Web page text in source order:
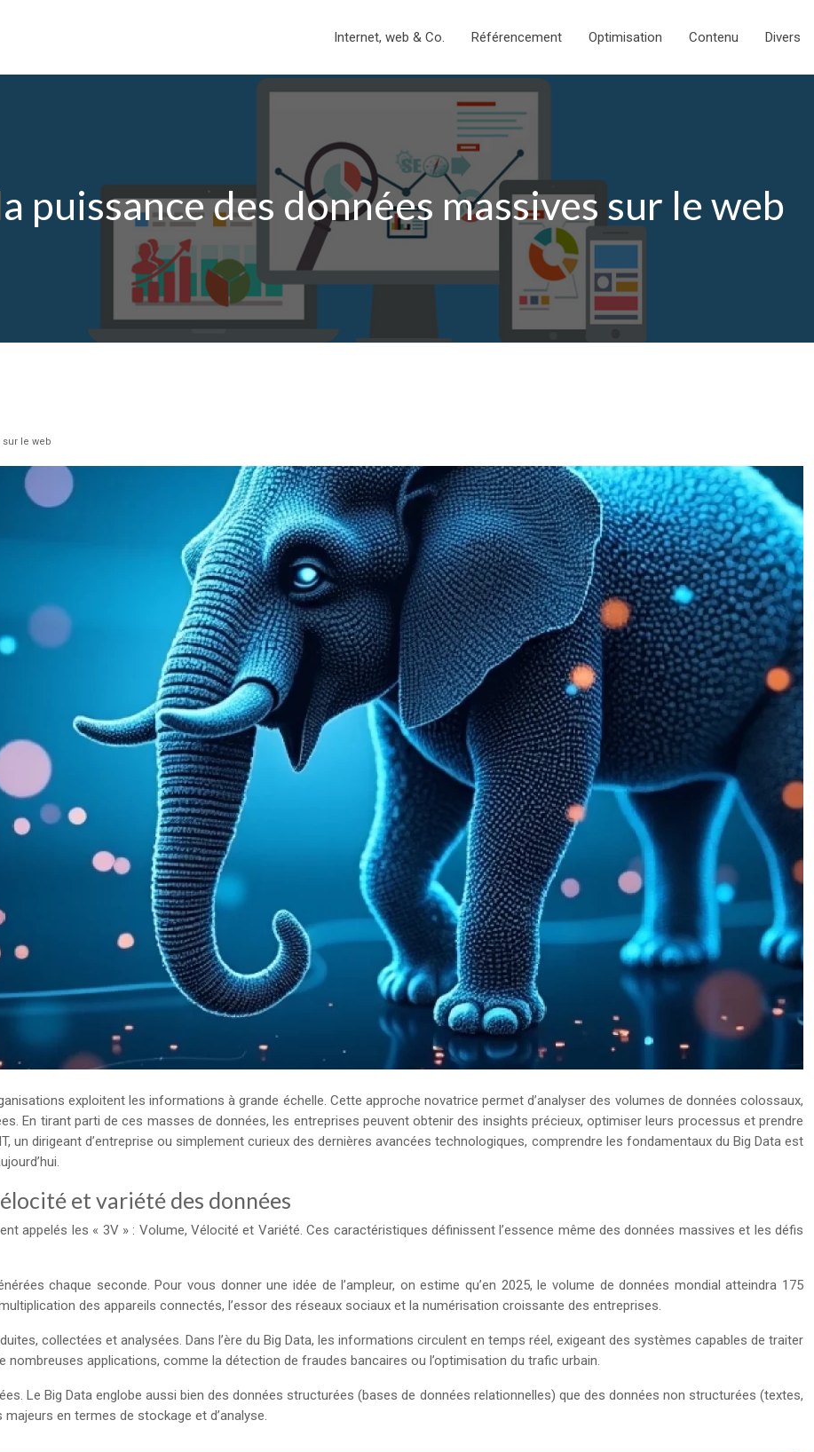
Internet, web & Co. Référencement Optimisation Contenu Divers
puissance des données massives sur le web
le web
exploitent les informations à grande échelle. Cette approche novatrice permet d’analyser des volumes de données colossaux,
En tirant parti de ces masses de données, les entreprises peuvent obtenir des insights précieux, optimiser leurs processus et prendre
un dirigeant d’entreprise ou simplement curieux des dernières avancées technologiques, comprendre les fondamentaux du Big Data est
et variété des données
appelés les « 3V » : Volume, Vélocité et Variété. Ces caractéristiques définissent l’essence même des données massives et les défis
chaque seconde. Pour vous donner une idée de l’ampleur, on estime qu’en 2025, le volume de données mondial atteindra 175
des appareils connectés, l’essor des réseaux sociaux et la numérisation croissante des entreprises.
collectées et analysées. Dans l’ère du Big Data, les informations circulent en temps réel, exigeant des systèmes capables de traiter
applications, comme la détection de fraudes bancaires ou l’optimisation du trafic urbain.
Le Big Data englobe aussi bien des données structurées (bases de données relationnelles) que des données non structurées (textes,
en termes de stockage et d’analyse.